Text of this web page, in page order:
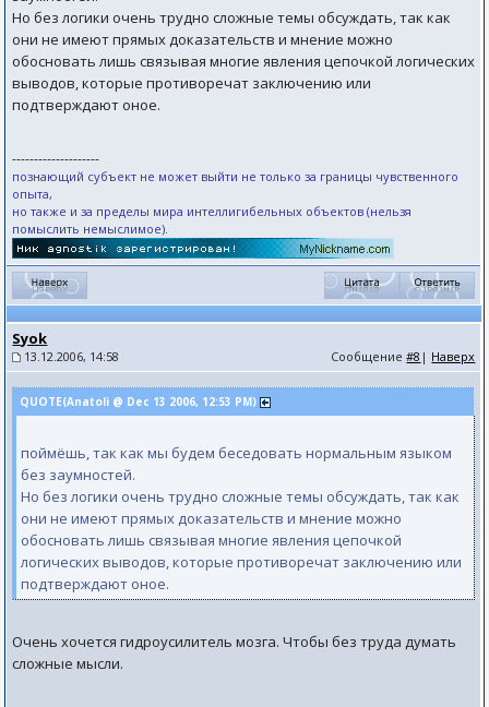
Но без логики очень трудно сложные темы обсуждать, так как
они не имеют прямых доказательств и мнение можно
обосновать лишь связывая многие явления цепочкой логических
выводов, которые противоречат заключению или
подтверждают оное.
--------------------
познающий субъект не может выйти не только за границы чувственного
опыта,
но также и за пределы мира интеллигибельных объектов (нельзя
помыслить немыслимое).
Syok
13.12.2006, 14:58 Сообщение#8 | Наверх
QUOTE(Anatoli @ Dec 13 2006, 12:53 PM)
поймёшь, так как мы будем беседовать нормальным языком
без заумностей.
Но без логики очень трудно сложные темы обсуждать, так как
они не имеют прямых доказательств и мнение можно
обосновать лишь связывая многие явления цепочкой
логических выводов, которые противоречат заключению или
подтверждают оное.
Очень хочется гидроусилитель мозга. Чтобы без труда думать
сложные мысли.